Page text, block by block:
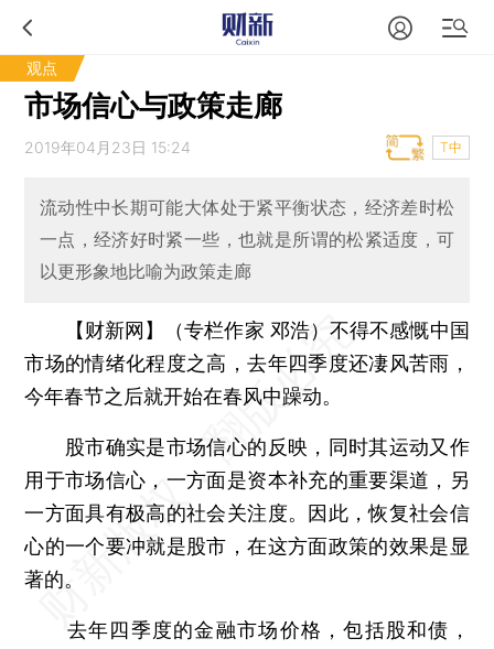
观点
市场信心与政策走廊
2019年04月23日 15:24 T中
流动性中长期可能大体处于紧平衡状态，经济差时松
一点，经济好时紧一些，也就是所谓的松紧适度，可
以更形象地比喻为政策走廊
【财新网】（专栏作家 邓浩）不得不感慨中国
市场的情绪化程度之高，去年四季度还凄风苦雨，
今年春节之后就开始在春风中躁动。
股市确实是市场信心的反映，同时其运动又作
用于市场信心，一方面是资本补充的重要渠道，另
一方面具有极高的社会关注度。因此，恢复社会信
心的一个要冲就是股市，在这方面政策的效果是显
著的。
去年四季度的金融市场价格，包括股和债，